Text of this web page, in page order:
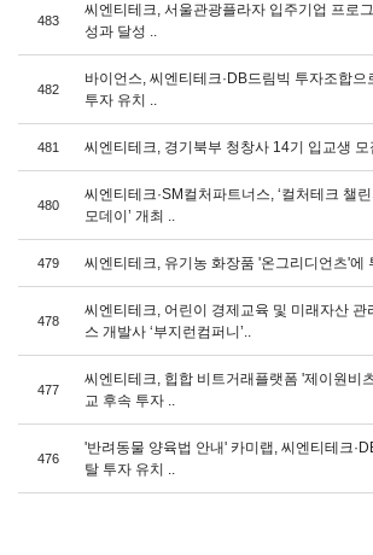
483
씨엔티테크, 서울관광플라자 입주기업 프로
성과 달성 ..
482
바이언스, 씨엔티테크·DB드림빅 투자조합으
투자 유치 ..
481 씨엔티테크, 경기북부 청창사 14기 입교생 모
480
씨엔티테크·SM컬처파트너스, ‘컬처테크 챌린
모데이’ 개최 ..
479 씨엔티테크, 유기농 화장품 '온그리디언츠'에
478
씨엔티테크, 어린이 경제교육 및 미래자산 관
스 개발사 ‘부지런컴퍼니’..
477
씨엔티테크, 힙합 비트거래플랫폼 '제이원비
교 후속 투자 ..
476
'반려동물 양육법 안내' 카미랩, 씨엔티테크
탈 투자 유치 ..